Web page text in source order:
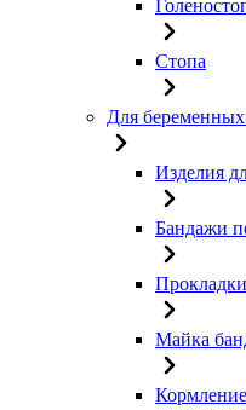
Стопа
Для
Изделия
Бандажи
Майка